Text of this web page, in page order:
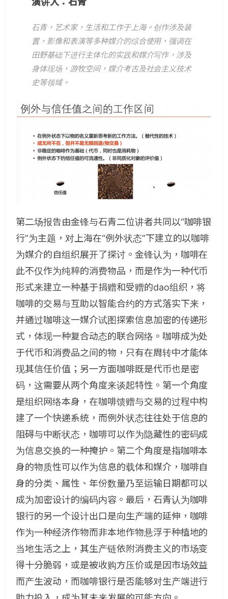
石青，艺术家，生活和工作于上海。创作涉及装
置，影像和表演等多种媒介的综合使用，强调在
田野基础下进行主体化的实践和媒介写作，涉及
身体现场，游牧空间，媒介考古及社会主义技术
史等领域。
第二场报告由金锋与石青二位讲者共同以“咖啡银
行”为主题，对上海在“例外状态”下建立的以咖啡
为媒介的自组织展开了探讨。金锋认为，咖啡在
此不仅作为纯粹的消费物品，而是作为一种代币
形式来建立一种基于捐赠和受赠的dao组织，将
咖啡的交易与互助以智能合约的方式落实下来，
并通过咖啡这一媒介试图探索信息加密的传递形
式，体现一种复合动态的联合网络。咖啡成为处
于代币和消费品之间的物，只有在周转中才能体
现其信任价值；另一方面咖啡既是代币也是密
码，这需要从两个角度来谈起特性。第一个角度
是组织网络本身，在咖啡馈赠与交易的过程中构
建了一个快递系统，而例外状态往往处于信息的
阻碍与中断状态，咖啡可以作为隐藏性的密码成
为信息交换的一种掩护。第二个角度是指咖啡本
身的物质性可以作为信息的载体和媒介，咖啡自
身的分类、属性、年份数量乃至运输日期都可以
成为加密设计的编码内容。最后，石青认为咖啡
银行的另一个设计出口是向生产端的延伸，咖啡
作为一种经济作物而非本地作物悬浮于种植地的
当地生活之上，其生产链依附消费主义的市场变
得十分脆弱，或是被收购方压价或是因市场效益
而产生波动，而咖啡银行是否能够对生产端进行